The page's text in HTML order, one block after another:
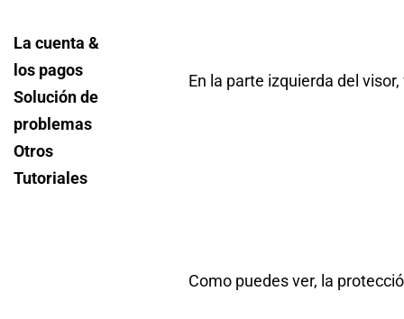
La cuenta &
los pagos
Solución de
problemas
Otros
Tutoriales
En la parte izquierda del
Como puedes ver, la